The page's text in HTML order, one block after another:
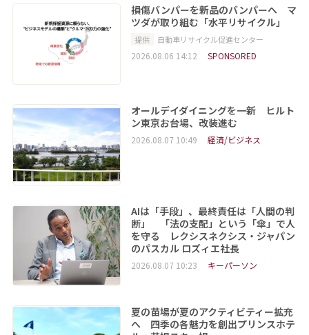
損傷バンパーを新品のバンパーへ マ
ツダが取り組む「水平リサイクル」
提供 自動車リサイクル促進センター
2026.08.06 14:12 SPONSORED
オールデイダイニングを一新 ヒルト
ン東京お台場、改装進む
2026.08.07 10:49 経済/ビジネス
AIは「手段」、最終責任は「人間の判
断」 「法の支配」という「傘」で人
を守る レクシスネクシス・ジャパン
のパスカル ロズィエ社長
2026.08.07 10:23 キーパーソン
夏の苗場が夏のアクティビティー拡充
へ 四季の各魅力を創出プリンスホテ